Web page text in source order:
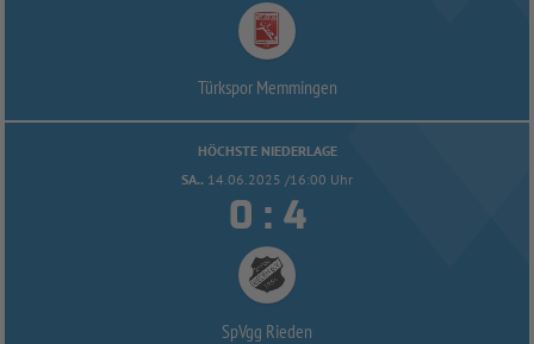
Türkspor Memmingen
HÖCHSTE NIEDERLAGE
SA.. 14.06.2025 /16:00 Uhr
 : 
SpVgg Rieden